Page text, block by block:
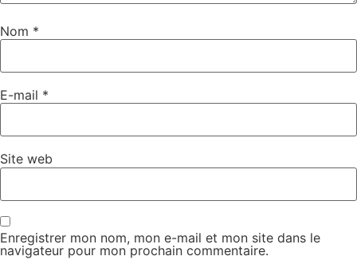
Nom *
E-mail *
Site web
Enregistrer mon nom, mon e-mail et mon site dans le
navigateur pour mon prochain commentaire.